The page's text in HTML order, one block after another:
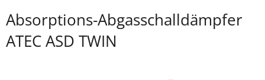
Absorptions-Abgasschalldämpfer
ATEC ASD TWIN